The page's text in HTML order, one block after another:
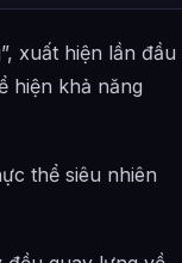
xuất hiện lần đầu
hiện khả năng
thể siêu nhiên